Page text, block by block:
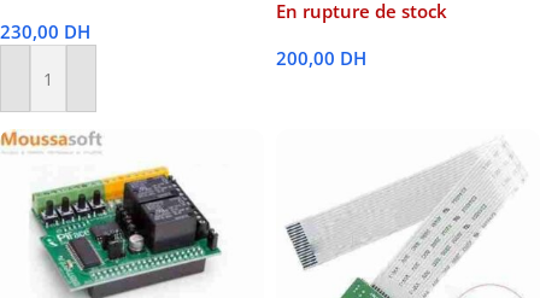
230,00 DH
Ajouter Au Panier
En rupture de stock
200,00 DH